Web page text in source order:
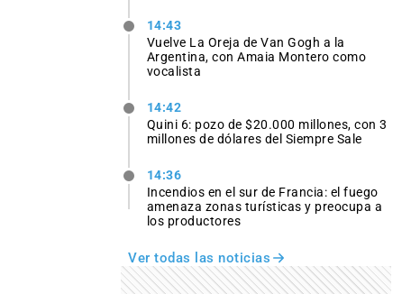
14:43
Vuelve La Oreja de Van Gogh a la
Argentina, con Amaia Montero como
vocalista
14:42
Quini 6: pozo de $20.000 millones, con 3
millones de dólares del Siempre Sale
14:36
Incendios en el sur de Francia: el fuego
amenaza zonas turísticas y preocupa a
los productores
Ver todas las noticias